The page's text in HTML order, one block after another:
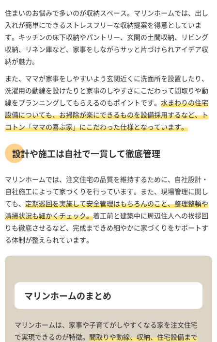
住まいのお悩みで多いのが収納スペース。マリンホームでは、出し
入れが簡単にできるストレスフリーな収納提案を得意としていま
す。キッチンの床下収納やパントリー、玄関の土間収納、リビング
収納、リネン庫など、家事をしながらサッと片づけられアイデア収
納が魅力。
また、ママが家事をしやすいよう玄関近くに洗面所を設置したり、
洗濯用の動線を設けたりと家事のしやすさにこだわって間取りや動
線をプランニングしてもらえるのもポイントです。 水まわりの住宅
設備についても、お掃除が楽にできるものを設備採用するなど、ト
コトン「ママの喜ぶ家」にこだわった仕様となっています。
設計や施工は自社で一貫して徹底管理
マリンホームでは、注文住宅の品質を維持するために、自社設計・
自社施工によって家づくりを行っています。また、現場管理に関し
ても、 定期巡回を実施して安全管理はもちろんのこと、整理整頓や
清掃状況も細かくチェック。着工前と建築中に周辺住人への挨拶回
りも徹底させるなど、完成まできめ細やかに家づくりをサポートす
る体制が整えられています。
マリンホームのまとめ
マリンホームは、家事や子育てがしやすくなる家を注文住宅
で実現できるのが特徴。 間取りや動線、収納、住宅設備まで